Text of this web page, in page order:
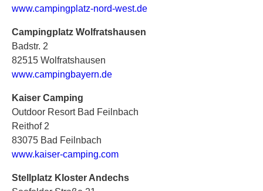
www.campingplatz-nord-west.de
Campingplatz Wolfratshausen
Badstr. 2
82515 Wolfratshausen
www.campingbayern.de
Kaiser Camping
Outdoor Resort Bad Feilnbach
Reithof 2
83075 Bad Feilnbach
www.kaiser-camping.com
Stellplatz Kloster Andechs